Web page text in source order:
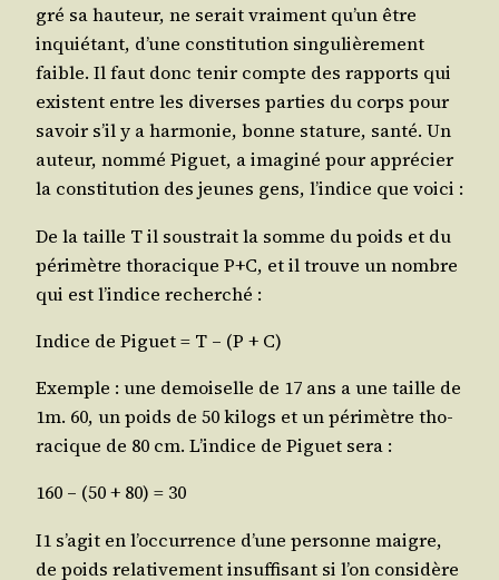
gré sa hau­teur, ne serait vrai­ment qu’un être
inquié­tant, d’une consti­tu­tion sin­gu­liè­re­ment
faible. Il faut donc tenir compte des rap­ports qui
existent entre les diverses par­ties du corps pour
savoir s’il y a har­mo­nie, bonne sta­ture, san­té. Un
auteur, nom­mé Piguet, a ima­gi­né pour appré­cier
la consti­tu­tion des jeunes gens, l’in­dice que voici :
De la taille T il sous­trait la somme du poids et du
péri­mètre tho­ra­cique P+C, et il trouve un nombre
qui est l’in­dice recherché :
Indice de Piguet = T – (P + C)
Exemple : une demoi­selle de 17 ans a une taille de
1m. 60, un poids de 50 kilogs et un péri­mètre tho­
ra­cique de 80 cm. L’in­dice de Piguet sera :
160 – (50 + 80) = 30
I1 s’a­git en l’oc­cur­rence d’une per­sonne maigre,
de poids rela­ti­ve­ment insuf­fi­sant si l’on consi­dère